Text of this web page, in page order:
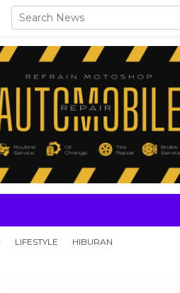
LIFESTYLE HIBURAN